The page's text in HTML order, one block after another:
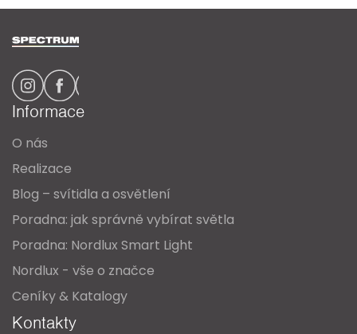
Informace
O nás
Realizace
Blog – svítidla a osvětlení
Poradna: jak správně vybírat světla
Poradna: Nordlux Smart Light
Nordlux - vše o značce
Ceníky & Katalogy
Kontakty